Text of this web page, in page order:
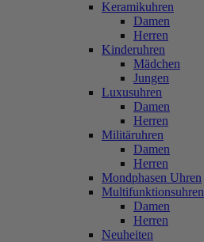
Keramikuhren
Damen
Herren
Kinderuhren
Mädchen
Jungen
Luxusuhren
Damen
Herren
Militäruhren
Damen
Herren
Mondphasen Uhren
Multifunktionsuhren
Damen
Herren
Neuheiten